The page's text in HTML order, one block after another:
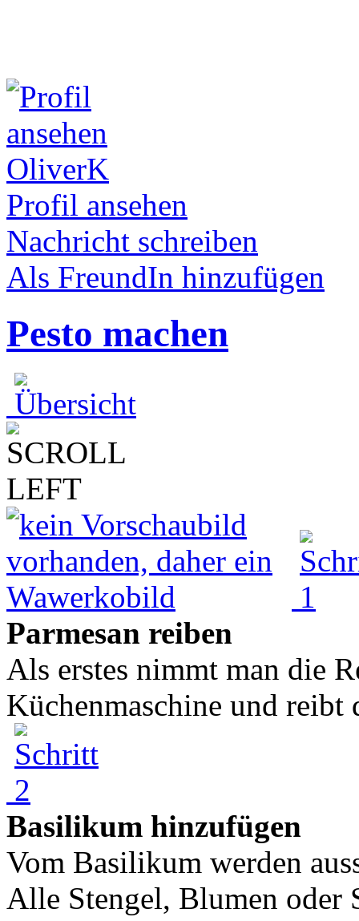
OliverK
Profil ansehen
Nachricht schreiben
Als FreundIn hinzufügen
Pesto machen
Parmesan reiben
Als erstes nimmt man die
Küchenmaschine und reibt
Basilikum hinzufügen
Vom Basilikum werden
Alle Stengel, Blumen oder